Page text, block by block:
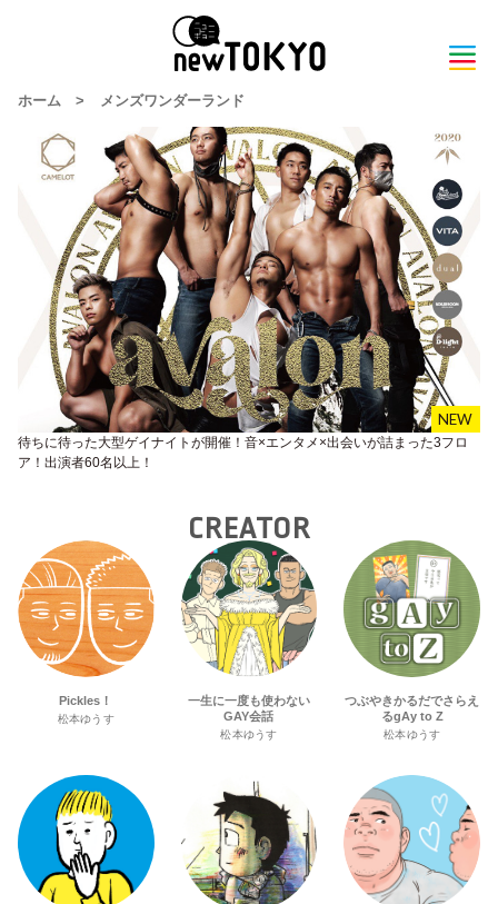
ホーム > メンズワンダーランド
待ちに待った大型ゲイナイトが開催！音×エンタメ×出会いが詰まった3フロ
ア！出演者60名以上！
CREATOR
Pickles！
松本ゆうす
一生に一度も使わない
GAY会話
松本ゆうす
つぶやきかるだでさらえ
るgAy to Z
松本ゆうす